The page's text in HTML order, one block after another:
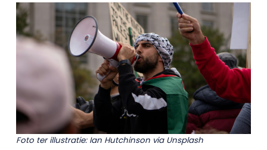
Foto ter illustratie: Ian Hutchinson via Unsplash